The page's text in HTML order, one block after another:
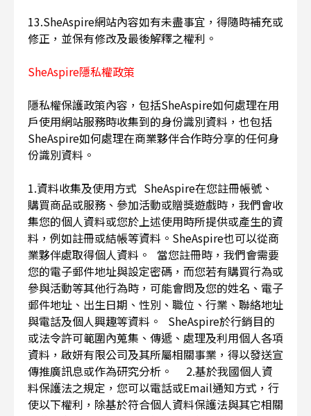
13.SheAspire網站內容如有未盡事宜，得隨時補充或
修正，並保有修改及最後解釋之權利。
SheAspire隱私權政策
隱私權保護政策內容，包括SheAspire如何處理在用
戶使用網站服務時收集到的身份識別資料，也包括
SheAspire如何處理在商業夥伴合作時分享的任何身
份識別資料。
1.資料收集及使用方式 SheAspire在您註冊帳號、
購買商品或服務、參加活動或贈獎遊戲時，我們會收
集您的個人資料或您於上述使用時所提供或產生的資
料，例如註冊或結帳等資料。SheAspire也可以從商
業夥伴處取得個人資料。 當您註冊時，我們會需要
您的電子郵件地址與設定密碼，而您若有購買行為或
參與活動等其他行為時，可能會問及您的姓名、電子
郵件地址、出生日期、性別、職位、行業、聯絡地址
與電話及個人興趣等資料。 SheAspire於行銷目的
或法令許可範圍內蒐集、傳遞、處理及利用個人各項
資料，啟妍有限公司及其所屬相關事業，得以發送宣
傳推廣訊息或作為研究分析。 2.基於我國個人資
料保護法之規定，您可以電話或Email通知方式，行
使以下權利，除基於符合個人資料保護法與其它相關